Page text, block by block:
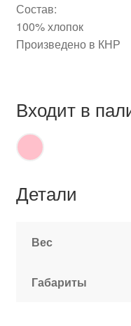
Состав:
100% хлопок
Произведено в КНР
Входит в
Детали
Вес
Габариты